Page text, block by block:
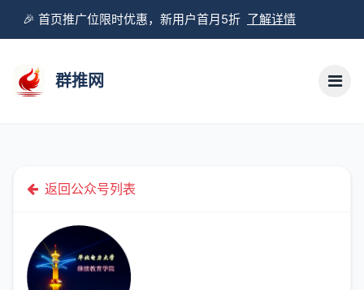
🎉 首页推广位限时优惠，新用户首月5折 了解详情
群推网
返回公众号列表